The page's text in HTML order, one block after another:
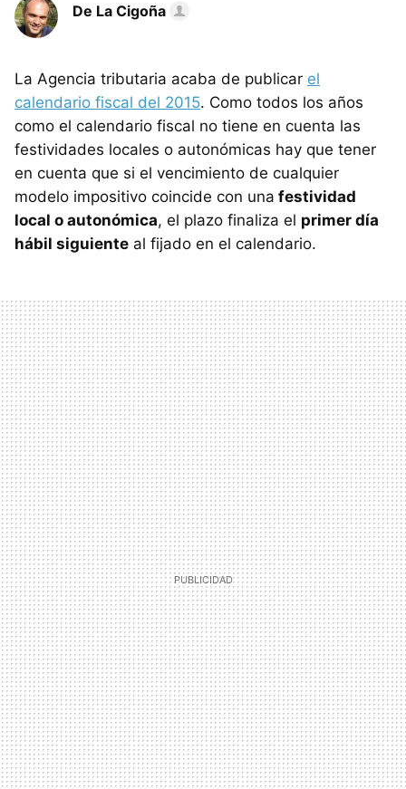
De La Cigoña
La Agencia tributaria acaba de publicar el
calendario fiscal del 2015. Como todos los años
como el calendario fiscal no tiene en cuenta las
festividades locales o autonómicas hay que tener
en cuenta que si el vencimiento de cualquier
modelo impositivo coincide con una festividad
local o autonómica, el plazo finaliza el primer día
hábil siguiente al fijado en el calendario.